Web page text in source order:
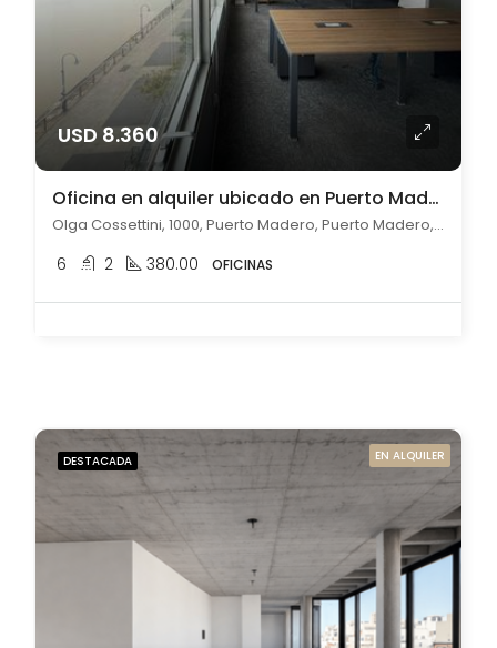
USD 8.360
Oficina en alquiler ubicado en Puerto Madero
Olga Cossettini, 1000, Puerto Madero, Puerto Madero, Capital Federal
6 2 380.00 OFICINAS
DESTACADA EN ALQUILER